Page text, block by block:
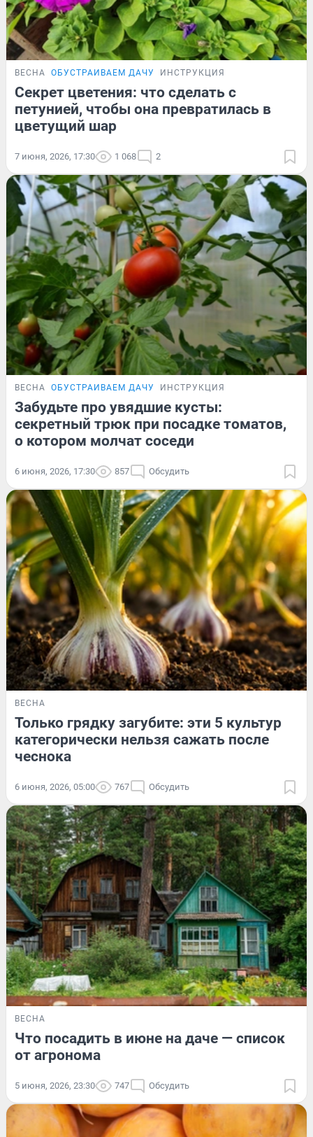
ВЕСНА ОБУСТРАИВАЕМ ДАЧУ ИНСТРУКЦИЯ
Секрет цветения: что сделать с
петунией, чтобы она превратилась в
цветущий шар
7 июня, 2026, 17:30 1 068 2
ВЕСНА ОБУСТРАИВАЕМ ДАЧУ ИНСТРУКЦИЯ
Забудьте про увядшие кусты:
секретный трюк при посадке томатов,
о котором молчат соседи
6 июня, 2026, 17:30 857 Обсудить
ВЕСНА
Только грядку загубите: эти 5 культур
категорически нельзя сажать после
чеснока
6 июня, 2026, 05:00 767 Обсудить
ВЕСНА
Что посадить в июне на даче — список
от агронома
5 июня, 2026, 23:30 747 Обсудить